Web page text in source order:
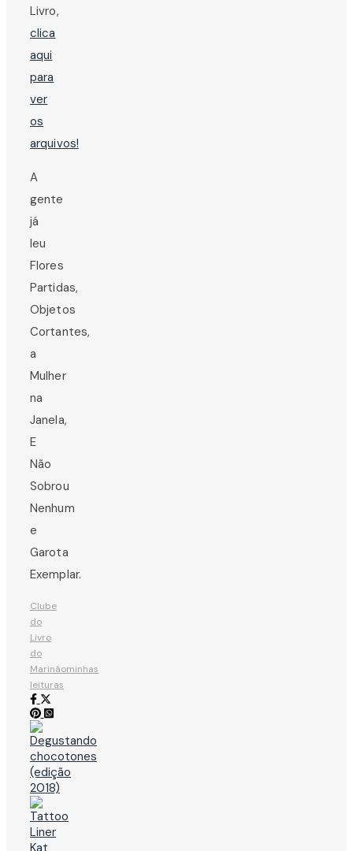
Livro,
clica
aqui
para
ver
os
arquivos!
A
gente
já
leu
Flores
Partidas,
Objetos
Cortantes,
a
Mulher
na
Janela,
E
Não
Sobrou
Nenhum
e
Garota
Exemplar.
Clube
do
Livro
do
Marinãominhas
leituras